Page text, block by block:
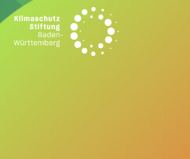
Zum Inhalt springen